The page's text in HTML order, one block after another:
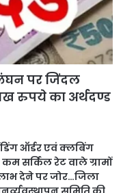
पर जिंदल
रुपये का अर्थदण्ड
ऑर्डर एवं क्लबिंग
सर्किल रेट वाले ग्रामों
देने पर जोर…जिला